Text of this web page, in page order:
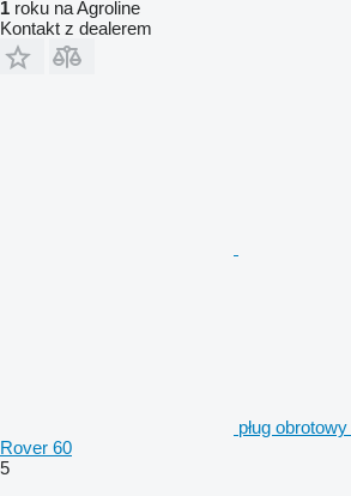
1 roku na Agroline
Kontakt z dealerem
pług
Rover 60
5